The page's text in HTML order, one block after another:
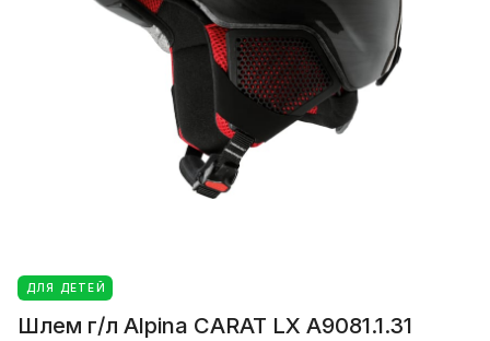
ДЛЯ ДЕТЕЙ
Шлем г/л Alpina CARAT LX A9081.1.31